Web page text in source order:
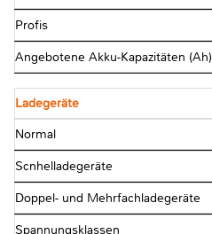
Profis
Angebotene Akku-Kapazitäten (Ah)
Ladegeräte
Normal
Scnhelladegeräte
Doppel- und Mehrfachladegeräte
Spannungsklassen